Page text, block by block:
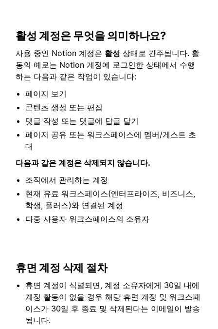
활성 계정은 무엇을 의미하나요?
사용 중인 Notion 계정은 활성 상태로 간주됩니다. 활
동의 예로는 Notion 계정에 로그인한 상태에서 수행
하는 다음과 같은 작업이 있습니다:
페이지 보기
콘텐츠 생성 또는 편집
댓글 작성 또는 댓글에 답글 달기
페이지 공유 또는 워크스페이스에 멤버/게스트 초
대
다음과 같은 계정은 삭제되지 않습니다.
조직에서 관리하는 계정
현재 유료 워크스페이스(엔터프라이즈, 비즈니스,
학생, 플러스)와 연결된 계정
다중 사용자 워크스페이스의 소유자
휴면 계정 삭제 절차
휴면 계정이 식별되면, 계정 소유자에게 30일 내에
계정 활동이 없을 경우 해당 휴면 계정 및 워크스페
이스가 30일 후 종료 및 삭제된다는 이메일이 발송
됩니다.